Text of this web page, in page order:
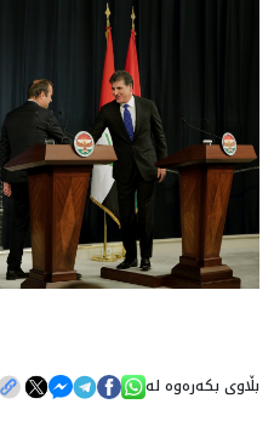
بڵاوی بکەرەوە لە